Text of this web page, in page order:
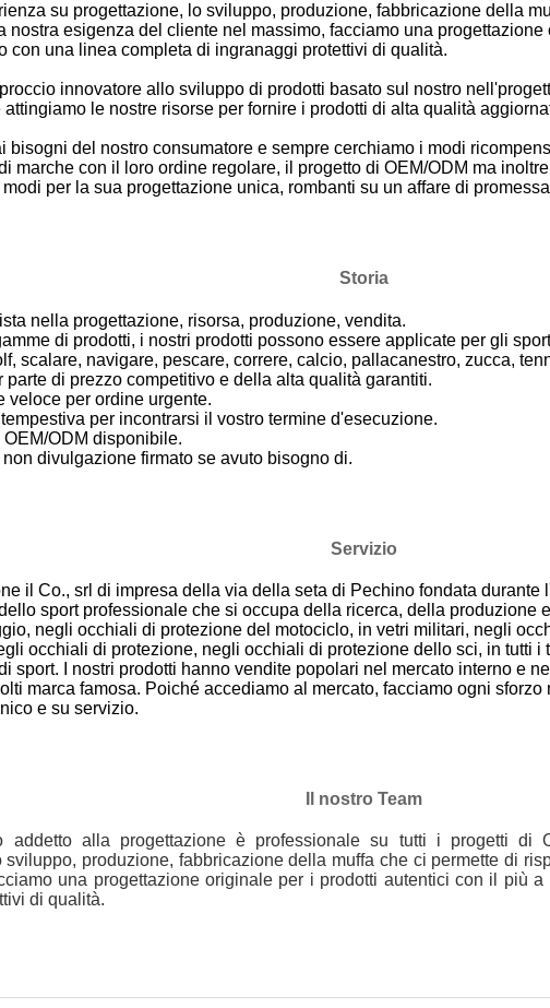
su progettazione, lo sviluppo, produzione, fabbricazione della
nostra esigenza del cliente nel massimo, facciamo una progettazione
con una linea completa di ingranaggi protettivi di qualità.
innovatore allo sviluppo di prodotti basato sul nostro
le nostre risorse per fornire i prodotti di alta qualità
bisogni del nostro consumatore e sempre cerchiamo i modi
marche con il loro ordine regolare, il progetto di OEM/ODM ma
modi per la sua progettazione unica, rombanti su un affare di
Storia
nella progettazione, risorsa, produzione, vendita.
di prodotti, i nostri prodotti possono essere applicate per gli
scalare, navigare, pescare, correre, calcio, pallacanestro, zucca,
parte di prezzo competitivo e della alta qualità garantiti.
veloce per ordine urgente.
per incontrarsi il vostro termine d'esecuzione.
OEM/ODM disponibile.
divulgazione firmato se avuto bisogno di.
Servizio
il Co., srl di impresa della via della seta di Pechino fondata durante
sport professionale che si occupa della ricerca, della produzione
negli occhiali di protezione del motociclo, in vetri militari, negli
occhiali di protezione, negli occhiali di protezione dello sci, in tutti
sport. I nostri prodotti hanno vendite popolari nel mercato interno e
marca famosa. Poiché accediamo al mercato, facciamo ogni
e su servizio.
Il nostro Team
addetto alla progettazione è professionale su tutti i progetti di
sviluppo, produzione, fabbricazione della muffa che ci permette di
una progettazione originale per i prodotti autentici con il più
di qualità.